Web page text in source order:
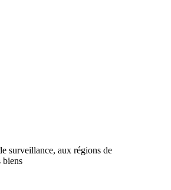
surveillance, aux régions de
biens